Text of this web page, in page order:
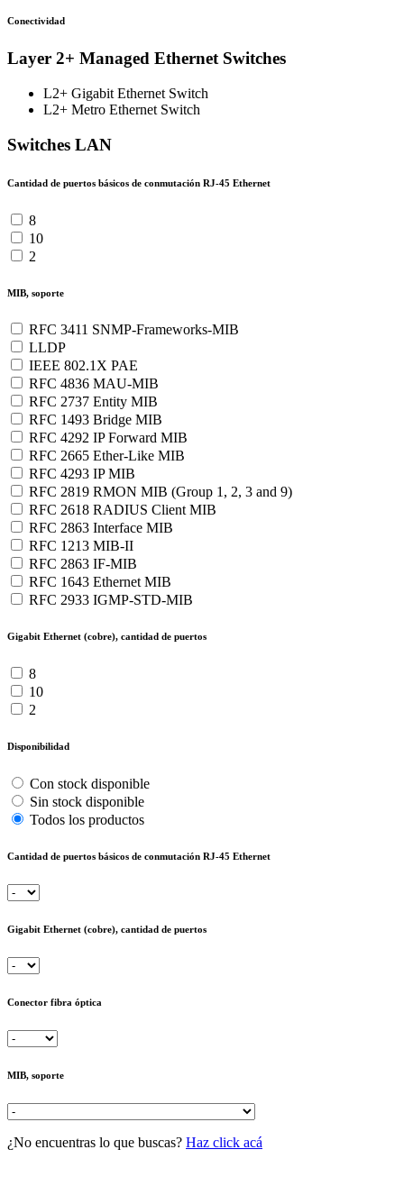
Conectividad
Layer 2+ Managed Ethernet Switches
L2+ Gigabit Ethernet Switch
L2+ Metro Ethernet Switch
Switches LAN
Cantidad de puertos básicos de conmutación RJ-45 Ethernet
8
10
2
MIB, soporte
RFC 3411 SNMP-Frameworks-MIB
LLDP
IEEE 802.1X PAE
RFC 4836 MAU-MIB
RFC 2737 Entity MIB
RFC 1493 Bridge MIB
RFC 4292 IP Forward MIB
RFC 2665 Ether-Like MIB
RFC 4293 IP MIB
RFC 2819 RMON MIB (Group 1, 2, 3 and 9)
RFC 2618 RADIUS Client MIB
RFC 2863 Interface MIB
RFC 1213 MIB-II
RFC 2863 IF-MIB
RFC 1643 Ethernet MIB
RFC 2933 IGMP-STD-MIB
Gigabit Ethernet (cobre), cantidad de puertos
8
10
2
Disponibilidad
Con stock disponible
Sin stock disponible
Todos los productos
Cantidad de puertos básicos de conmutación RJ-45 Ethernet
Gigabit Ethernet (cobre), cantidad de puertos
Conector fibra óptica
MIB, soporte
¿No encuentras lo que buscas? Haz click acá